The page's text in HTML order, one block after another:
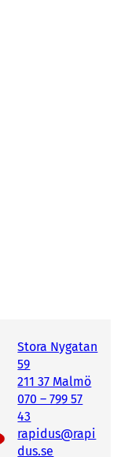
Stora Nygatan
59
211 37 Malmö
070 – 799 57
43
rapidus@rapi
dus.se